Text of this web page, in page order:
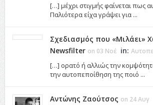
[…] μέχρι στιγμής φαίνεται πως
Παλιότερα είχα γράψει για ...
Σχεδιασμός που «Μιλάει»
Newsfilter on 03 Νοέ in:
[…] ορατό ή αλλιώς την
την αυτοπεποίθηση της ποιό ...
Αντώνης Ζαούτσος on 24 Αυγ